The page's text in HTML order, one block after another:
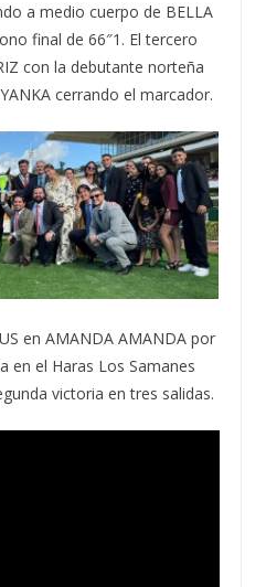
a medio cuerpo de BELLA
final de 66″1. El tercero
con la debutante norteña
cerrando el marcador.
en AMANDA AMANDA por
en el Haras Los Samanes
victoria en tres salidas.